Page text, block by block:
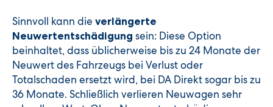
Sinnvoll kann die verlängerte
Neuwertentschädigung sein: Diese Option
beinhaltet, dass üblicherweise bis zu 24 Monate der
Neuwert des Fahrzeugs bei Verlust oder
Totalschaden ersetzt wird, bei DA Direkt sogar bis zu
36 Monate. Schließlich verlieren Neuwagen sehr